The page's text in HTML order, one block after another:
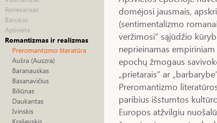
Renesansas
Barokas
Apšvieta
Romantizmas ir realizmas
Preromantizmo literatūra
Aušra (Auszra)
Baranauskas
Basanavičius
Biliūnas
Daukantas
Ivinskis
domėjosi jausmais,
(sentimentalizmo
veržimosi“ sąjūdžio
neprieinamas
epochų žmogaus
„prietarais“ ar
Preromantizmo
paribius išstumtos
Europos atžvilgiu